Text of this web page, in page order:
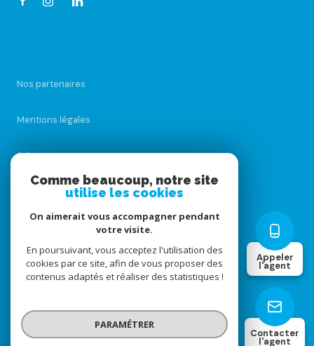
Appeler
l'agent
Contacter
l'agent
Nos partenaires
Mentions légales
Admin
Nos honoraires
Cookies
© 2026 | Tous droits réservés
Comme beaucoup, notre site
utilise les cookies
On aimerait vous accompagner pendant
votre visite.
En poursuivant, vous acceptez l'utilisation des
cookies par ce site, afin de vous proposer des
contenus adaptés et réaliser des statistiques !
PARAMÉTRER